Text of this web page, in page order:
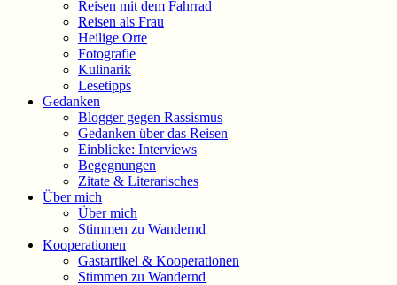
Reisen mit dem Fahrrad
Reisen als Frau
Heilige Orte
Fotografie
Kulinarik
Lesetipps
Gedanken
Blogger gegen Rassismus
Gedanken über das Reisen
Einblicke: Interviews
Begegnungen
Zitate & Literarisches
Über mich
Über mich
Stimmen zu Wandernd
Kooperationen
Gastartikel & Kooperationen
Stimmen zu Wandernd